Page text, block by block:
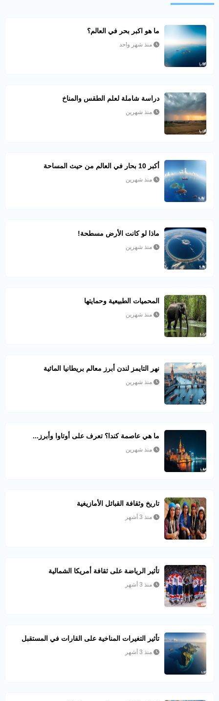
ما هو اكبر بحر في العالم؟
منذ شهر واحد
دراسة شاملة لعلم الطقس والمناخ
منذ شهرين
أكبر 10 بحار في العالم من حيث المساحة
منذ شهرين
ماذا لو كانت الأرض مسطحة!
منذ شهرين
المحميات الطبيعية وحمايتها
منذ شهرين
نهر التايمز لندن أبرز معالم بريطانيا المائية
منذ شهرين
ما هي عاصمة كندا؟ تعرف على أوتاوا وأبرز...
منذ شهرين
تاريخ وثقافة القبائل الأمازيغية
منذ 3 أشهر
تأثير الرياضة على ثقافة أمريكا الشمالية
منذ 3 أشهر
تأثير التغيرات المناخية على القارات في المستقبل
منذ 3 أشهر